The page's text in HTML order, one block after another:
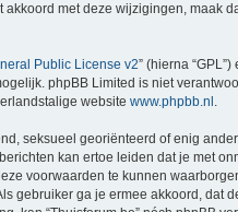
met deze wijzigingen, maak
Public License v2” (hierna
phpBB Limited is niet
website www.phpbb.nl .
seksueel georiënteerd of enig
kan ertoe leiden dat je met
voorwaarden te kunnen
gebruiker ga je ermee akkoord, dat